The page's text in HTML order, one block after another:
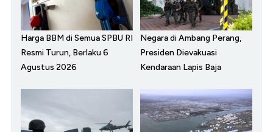
Harga BBM di Semua SPBU RI
Resmi Turun, Berlaku 6
Agustus 2026
Negara di Ambang Perang,
Presiden Dievakuasi
Kendaraan Lapis Baja